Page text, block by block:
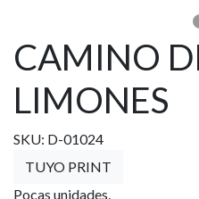
CAMINO
LIMONES
SKU: D-01024
TUYO PRINT
Pocas unidades.